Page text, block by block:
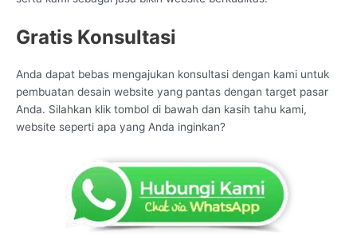
Gratis Konsultasi
Anda dapat bebas mengajukan konsultasi dengan kami untuk
pembuatan desain website yang pantas dengan target pasar
Anda. Silahkan klik tombol di bawah dan kasih tahu kami,
website seperti apa yang Anda inginkan?